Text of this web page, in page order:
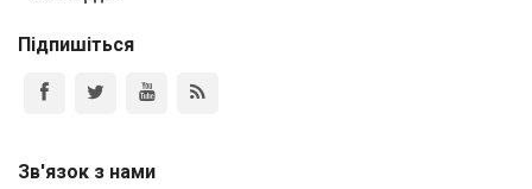
Підпишіться
Зв'язок з нами